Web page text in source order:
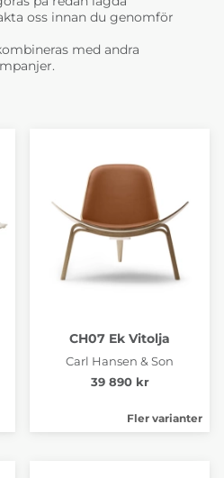
oss innan du genomför
med andra
CH07 Ek Vitolja
Carl Hansen & Son
39 890 kr
Fler varianter